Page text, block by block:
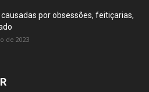
causadas por obsessões, feitiçarias,
de 2023